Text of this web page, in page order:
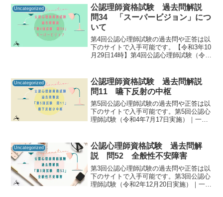
ることで「自分に必要な知識は何か」を
知るための手が...
Uncategorized
公認理師資格試験 過去問解説
問34 「スーパービジョン」につ
いて
第4回公認心理師試験の過去問や正答は以
下のサイトで入手可能です。【令和3年10
月29日14時】第4回公認心理師試験（令和
ンター 公認心理試験公認心理師資格試験
の過去...
Uncategorized
公認理師資格試験 過去問解説
問11 嚥下反射の中枢
第5回公認心理師試験の過去問や正答は以
下のサイトで入手可能です。第5回公認心
理師試験（令和4年7月17日実施）｜一般
ることで「自分に必要な知識は何か」を
知るための手がか...
Uncategorized
公認心理師資格試験 過去問解
説 問52 全般性不安障害
第3回公認心理師試験の過去問や正答は以
下のサイトで入手可能です。第3回公認心
理師試験（令和2年12月20日実施）｜一般